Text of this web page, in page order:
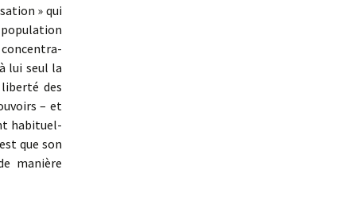
» qui
lui seul la
des
– et
habituel-
que son
manière